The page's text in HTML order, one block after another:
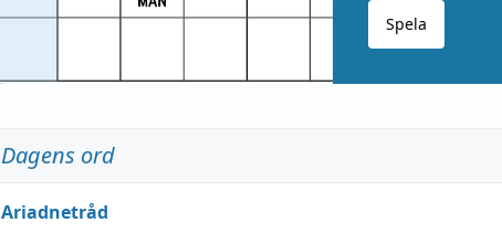
Spela
Dagens ord
Ariadnetråd